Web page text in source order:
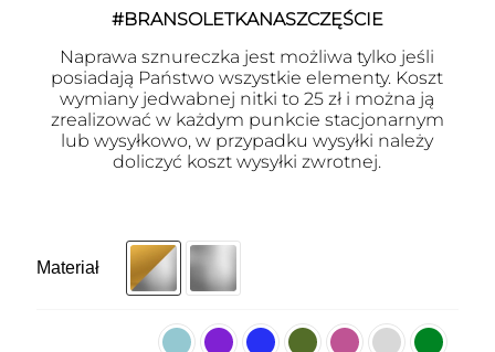
#BRANSOLETKANASZCZĘŚCIE
Naprawa sznureczka jest możliwa tylko jeśli
posiadają Państwo wszystkie elementy. Koszt
wymiany jedwabnej nitki to 25 zł i można ją
zrealizować w każdym punkcie stacjonarnym
lub wysyłkowo, w przypadku wysyłki należy
doliczyć koszt wysyłki zwrotnej.
Materiał